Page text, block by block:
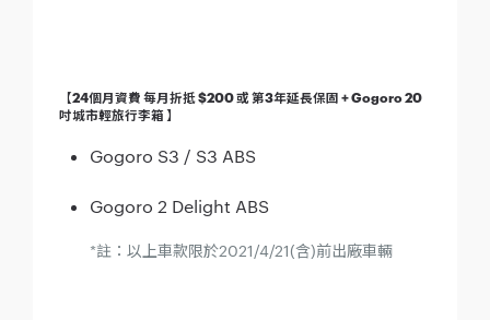
【24個月資費 每月折抵 $200 或 第3年延長保固 + Gogoro 20
吋城市輕旅行李箱 】
Gogoro S3 / S3 ABS
Gogoro 2 Delight ABS
*註：以上車款限於2021/4/21(含)前出廠車輛